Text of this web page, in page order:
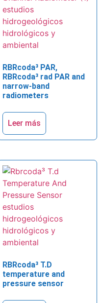
RBRcoda³ PAR,
RBRcoda³ rad PAR and
narrow-band
radiometers
Leer más
RBRcoda³ T.D
temperature and
pressure sensor